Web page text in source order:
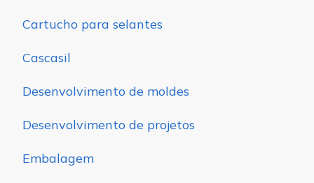
Cartucho para selantes
Cascasil
Desenvolvimento de moldes
Desenvolvimento de projetos
Embalagem